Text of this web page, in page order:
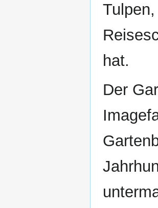
hat.
Der